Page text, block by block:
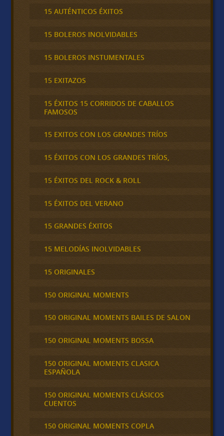
15 AUTÉNTICOS ÉXITOS
15 BOLEROS INOLVIDABLES
15 BOLEROS INSTUMENTALES
15 EXITAZOS
15 ÉXITOS 15 CORRIDOS DE CABALLOS
FAMOSOS
15 EXITOS CON LOS GRANDES TRÍOS
15 ÉXITOS CON LOS GRANDES TRÍOS,
15 ÉXITOS DEL ROCK & ROLL
15 ÉXITOS DEL VERANO
15 GRANDES ÉXITOS
15 MELODÍAS INOLVIDABLES
15 ORIGINALES
150 ORIGINAL MOMENTS
150 ORIGINAL MOMENTS BAILES DE SALON
150 ORIGINAL MOMENTS BOSSA
150 ORIGINAL MOMENTS CLASICA
ESPAÑOLA
150 ORIGINAL MOMENTS CLÁSICOS
CUENTOS
150 ORIGINAL MOMENTS COPLA